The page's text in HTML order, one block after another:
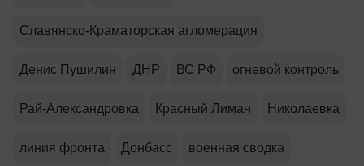
Славянско-Краматорская агломерация
Денис Пушилин ДНР ВС РФ огневой контроль
Рай-Александровка Красный Лиман Николаевка
линия фронта Донбасс военная сводка